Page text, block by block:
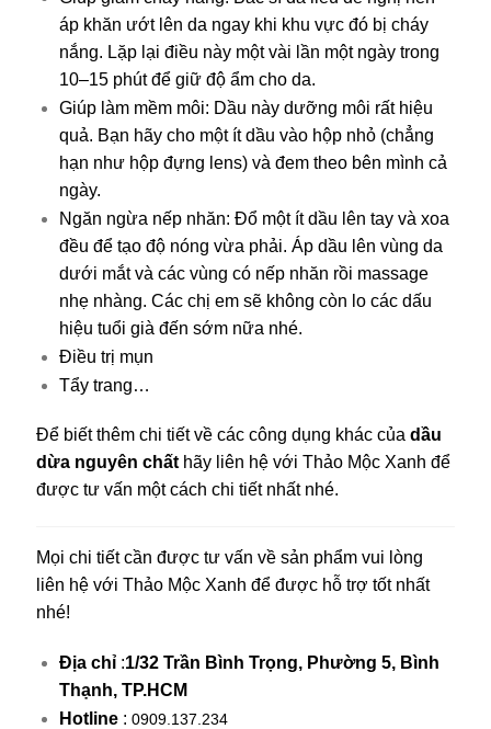
áp khăn ướt lên da ngay khi khu vực đó bị cháy
nắng. Lặp lại điều này một vài lần một ngày trong
10–15 phút để giữ độ ẩm cho da.
Giúp làm mềm môi: Dầu này dưỡng môi rất hiệu
quả. Bạn hãy cho một ít dầu vào hộp nhỏ (chẳng
hạn như hộp đựng lens) và đem theo bên mình cả
ngày.
Ngăn ngừa nếp nhăn: Đổ một ít dầu lên tay và xoa
đều để tạo độ nóng vừa phải. Áp dầu lên vùng da
dưới mắt và các vùng có nếp nhăn rồi massage
nhẹ nhàng. Các chị em sẽ không còn lo các dấu
hiệu tuổi già đến sớm nữa nhé.
Điều trị mụn
Tẩy trang…
Để biết thêm chi tiết về các công dụng khác của dầu
dừa nguyên chất hãy liên hệ với Thảo Mộc Xanh để
được tư vấn một cách chi tiết nhất nhé.
Mọi chi tiết cần được tư vấn về sản phẩm vui lòng
liên hệ với Thảo Mộc Xanh để được hỗ trợ tốt nhất
nhé!
Địa chỉ:1/32 Trần Bình Trọng, Phường 5, Bình
Thạnh, TP.HCM
Hotline: 0909.137.234